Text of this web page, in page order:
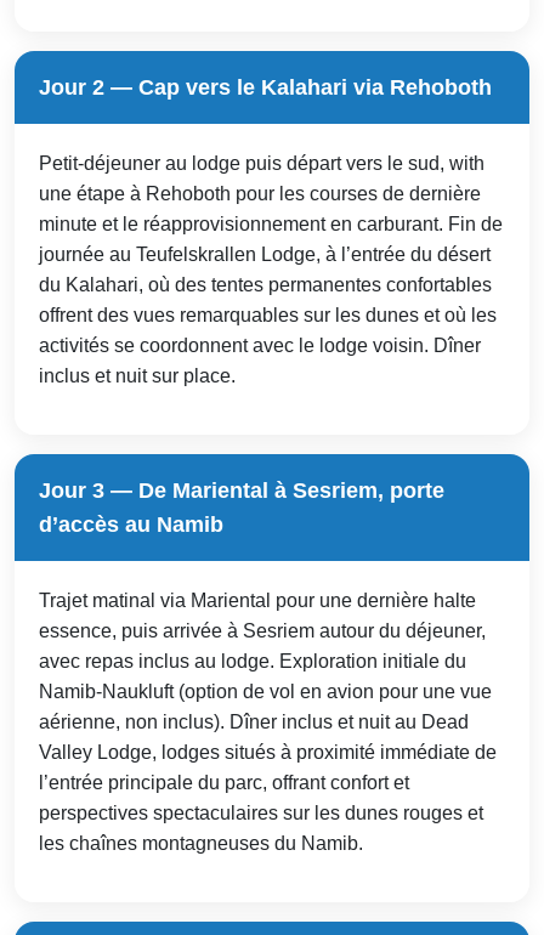
Jour 2 — Cap vers le Kalahari via Rehoboth
Petit-déjeuner au lodge puis départ vers le sud, with
une étape à Rehoboth pour les courses de dernière
minute et le réapprovisionnement en carburant. Fin de
journée au Teufelskrallen Lodge, à l’entrée du désert
du Kalahari, où des tentes permanentes confortables
offrent des vues remarquables sur les dunes et où les
activités se coordonnent avec le lodge voisin. Dîner
inclus et nuit sur place.
Jour 3 — De Mariental à Sesriem, porte
d’accès au Namib
Trajet matinal via Mariental pour une dernière halte
essence, puis arrivée à Sesriem autour du déjeuner,
avec repas inclus au lodge. Exploration initiale du
Namib-Naukluft (option de vol en avion pour une vue
aérienne, non inclus). Dîner inclus et nuit au Dead
Valley Lodge, lodges situés à proximité immédiate de
l’entrée principale du parc, offrant confort et
perspectives spectaculaires sur les dunes rouges et
les chaînes montagneuses du Namib.